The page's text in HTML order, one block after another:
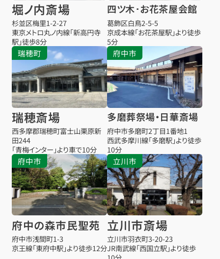
堀ノ内斎場
杉並区梅里1-2-27
東京メトロ丸ノ内線「新高円寺
駅」徒歩8分
四ツ木･お花茶屋会館
葛飾区白鳥2-5-5
京成本線「お花茶屋駅」より徒歩
5分
瑞穂町
瑞穂斎場
西多摩郡瑞穂町富士山栗原新
田244
「青梅インター」より車で10分
府中市
多磨葬祭場・日華斎場
府中市多磨町2丁目1番地1
西武多摩川線「多磨駅」より徒歩
10分
府中市
府中の森市民聖苑
府中市浅間町1-3
京王線「東府中駅」より徒歩12分
立川市
立川市斎場
立川市羽衣町3-20-23
JR南武線「西国立駅」より徒歩